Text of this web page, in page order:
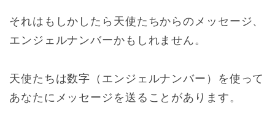
それはもしかしたら天使たちからのメッセージ、
エンジェルナンバーかもしれません。
天使たちは数字（エンジェルナンバー）を使って
あなたにメッセージを送ることがあります。